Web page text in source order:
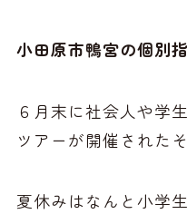
小田原市鴨宮の個別
６月末に社会人や学
ツアーが開催されたそ
夏休みはなんと小学